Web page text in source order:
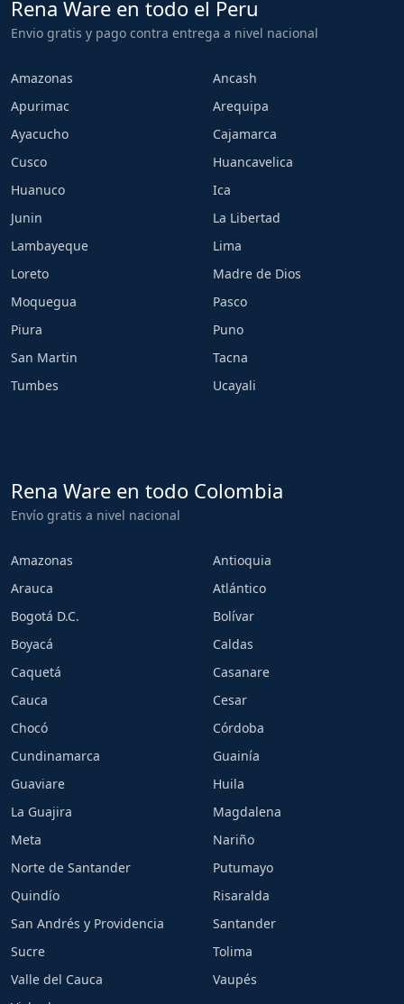
Rena Ware en todo el Peru
Envio gratis y pago contra entrega a nivel nacional
Amazonas
Ancash
Apurimac
Arequipa
Ayacucho
Cajamarca
Cusco
Huancavelica
Huanuco
Ica
Junin
La Libertad
Lambayeque
Lima
Loreto
Madre de Dios
Moquegua
Pasco
Piura
Puno
San Martin
Tacna
Tumbes
Ucayali
Rena Ware en todo Colombia
Envío gratis a nivel nacional
Amazonas
Antioquia
Arauca
Atlántico
Bogotá D.C.
Bolívar
Boyacá
Caldas
Caquetá
Casanare
Cauca
Cesar
Chocó
Córdoba
Cundinamarca
Guainía
Guaviare
Huila
La Guajira
Magdalena
Meta
Nariño
Norte de Santander
Putumayo
Quindío
Risaralda
San Andrés y Providencia
Santander
Sucre
Tolima
Valle del Cauca
Vaupés